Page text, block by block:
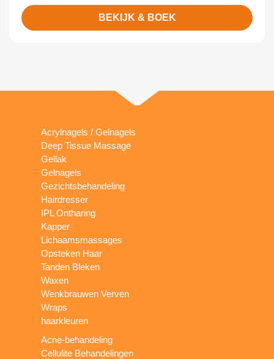
BEKIJK & BOEK
Acrylnagels / Gelnagels
Deep Tissue Massage
Gellak
Gelnagels
Gezichtsbehandeling
Hairdresser
IPL Ontharing
Kapper
Lichaamsmassages
Opsteken Haar
Tanden Bleken
Waxen
Wenkbrauwen Verven
Wraps
haarkleuren
Acne-behandeling
Cellulite Behandelingen